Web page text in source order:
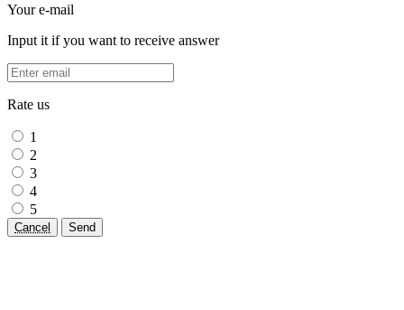
Your e-mail
Input it if you want to receive answer
Rate us
1
2
3
4
5
Cancel Send